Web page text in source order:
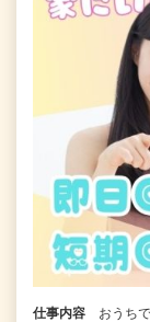
仕事内容
おうち